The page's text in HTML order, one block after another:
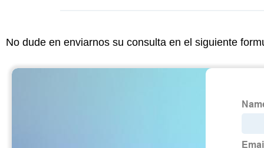
No dude en enviarnos su consulta en el siguiente